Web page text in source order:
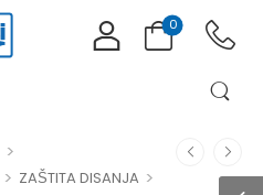
0
>
> ZAŠTITA DISANJA >